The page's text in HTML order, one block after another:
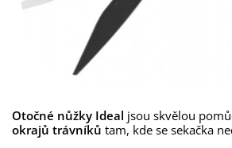
Otočné nůžky Ideal jsou skvělou
okrajů trávníků tam, kde se sekačka